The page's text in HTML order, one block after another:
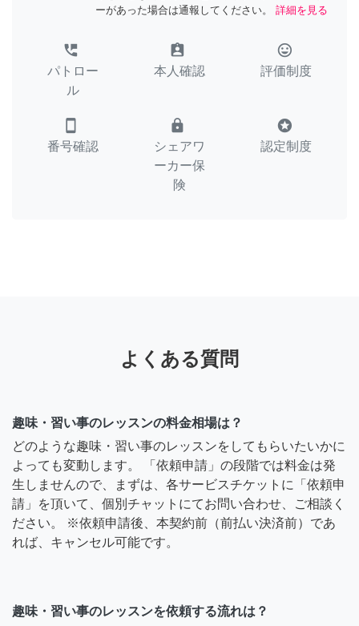
ーがあった場合は通報してください。
詳細を見る
perm_phone_msg
パトロー
ル
assignment_ind
本人確認
tag_faces
評価制度
smartphone
番号確認
lock
シェアワ
ーカー保
険
stars
認定制度
よくある質問
趣味・習い事のレッスンの料金相場は？
どのような趣味・習い事のレッスンをしてもらいたいかに
よっても変動します。 「依頼申請」の段階では料金は発
生しませんので、まずは、各サービスチケットに「依頼申
請」を頂いて、個別チャットにてお問い合わせ、ご相談く
ださい。 ※依頼申請後、本契約前（前払い決済前）であ
れば、キャンセル可能です。
趣味・習い事のレッスンを依頼する流れは？